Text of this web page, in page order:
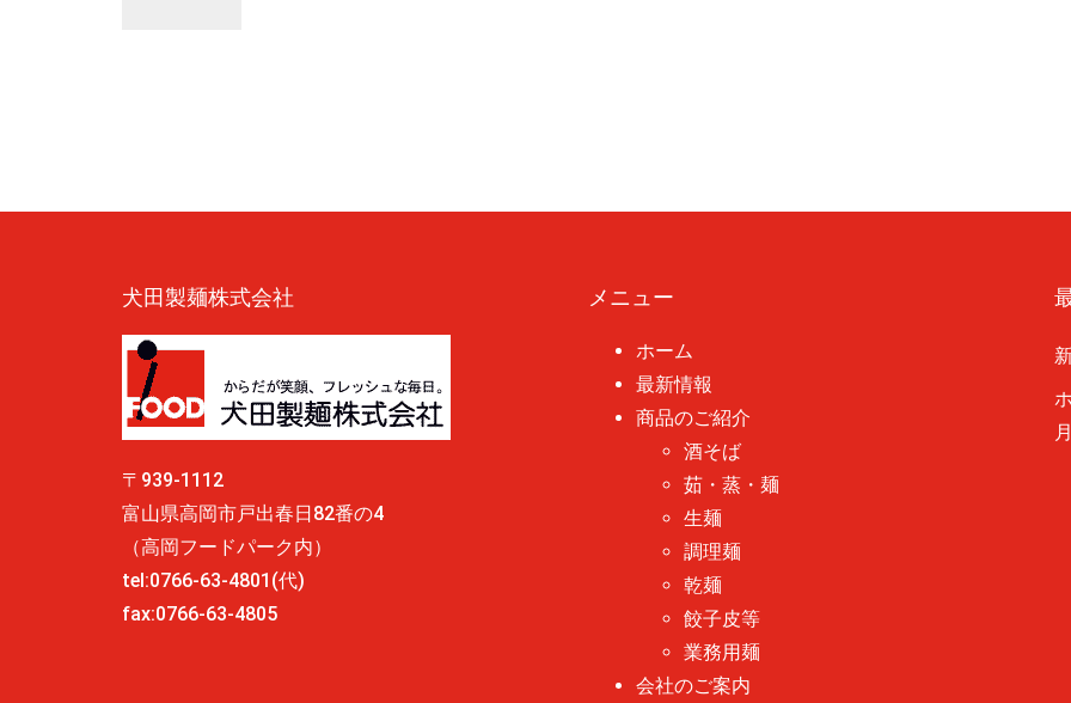
犬田製麺株式会社
〒939-1112
富山県高岡市戸出春日82番の4
（高岡フードパーク内）
tel:0766-63-4801(代)
fax:0766-63-4805
メニュー
ホーム
最新情報
商品のご紹介
酒そば
茹・蒸・麺
生麺
調理麺
乾麺
餃子皮等
業務用麺
会社のご案内